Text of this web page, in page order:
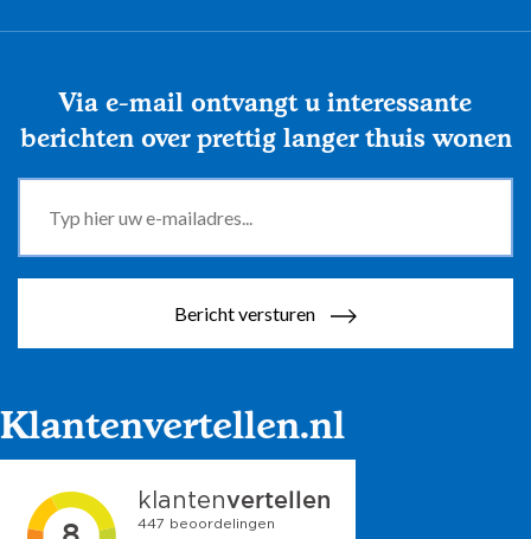
Via e-mail ontvangt u interessante
berichten over prettig langer thuis wonen
Bericht versturen
Klantenvertellen.nl